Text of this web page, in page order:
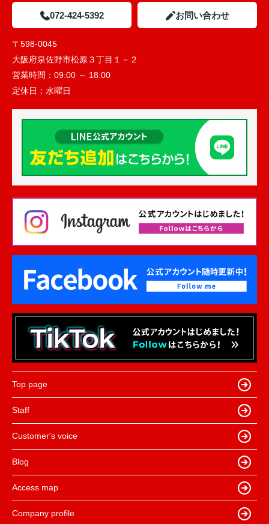
072-424-5392 お問い合わせ
〒598-0045
大阪府泉佐野市松原３丁目１－２
営業時間： 09:00 ～ 18:00
定休日： 水曜日
Top page
Staff
Customer's voice
Blog
Access map
Company profile